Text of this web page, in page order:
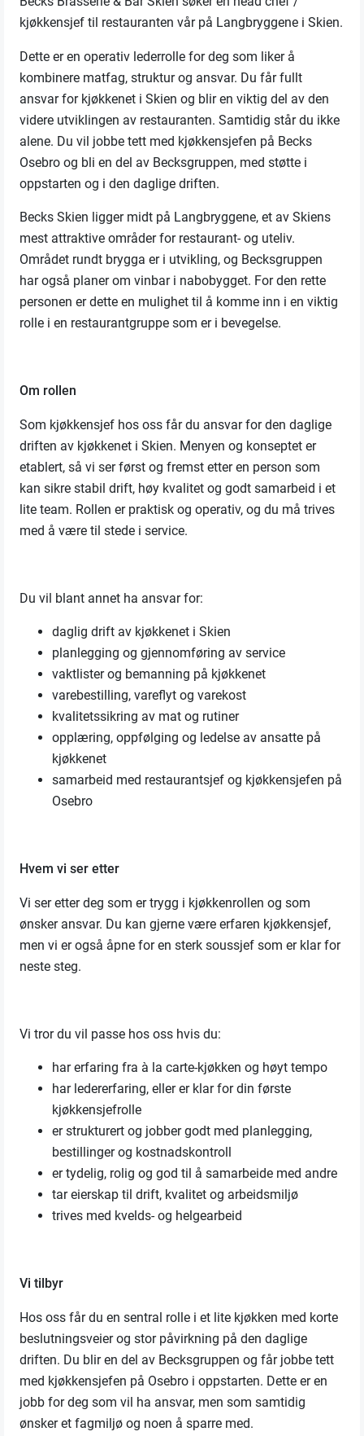
kjøkkensjef til restauranten vår på Langbryggene i Skien.
Dette er en operativ lederrolle for deg som liker å
kombinere matfag, struktur og ansvar. Du får fullt
ansvar for kjøkkenet i Skien og blir en viktig del av den
videre utviklingen av restauranten. Samtidig står du ikke
alene. Du vil jobbe tett med kjøkkensjefen på Becks
Osebro og bli en del av Becksgruppen, med støtte i
oppstarten og i den daglige driften.
Becks Skien ligger midt på Langbryggene, et av Skiens
mest attraktive områder for restaurant- og uteliv.
Området rundt brygga er i utvikling, og Becksgruppen
har også planer om vinbar i nabobygget. For den rette
personen er dette en mulighet til å komme inn i en viktig
rolle i en restaurantgruppe som er i bevegelse.
Om rollen
Som kjøkkensjef hos oss får du ansvar for den daglige
driften av kjøkkenet i Skien. Menyen og konseptet er
etablert, så vi ser først og fremst etter en person som
kan sikre stabil drift, høy kvalitet og godt samarbeid i et
lite team. Rollen er praktisk og operativ, og du må trives
med å være til stede i service.
Du vil blant annet ha ansvar for:
daglig drift av kjøkkenet i Skien
planlegging og gjennomføring av service
vaktlister og bemanning på kjøkkenet
varebestilling, vareflyt og varekost
kvalitetssikring av mat og rutiner
opplæring, oppfølging og ledelse av ansatte på
kjøkkenet
samarbeid med restaurantsjef og kjøkkensjefen på
Osebro
Hvem vi ser etter
Vi ser etter deg som er trygg i kjøkkenrollen og som
ønsker ansvar. Du kan gjerne være erfaren kjøkkensjef,
men vi er også åpne for en sterk soussjef som er klar for
neste steg.
Vi tror du vil passe hos oss hvis du:
har erfaring fra à la carte-kjøkken og høyt tempo
har ledererfaring, eller er klar for din første
kjøkkensjefrolle
er strukturert og jobber godt med planlegging,
bestillinger og kostnadskontroll
er tydelig, rolig og god til å samarbeide med andre
tar eierskap til drift, kvalitet og arbeidsmiljø
trives med kvelds- og helgearbeid
Vi tilbyr
Hos oss får du en sentral rolle i et lite kjøkken med korte
beslutningsveier og stor påvirkning på den daglige
driften. Du blir en del av Becksgruppen og får jobbe tett
med kjøkkensjefen på Osebro i oppstarten. Dette er en
jobb for deg som vil ha ansvar, men som samtidig
ønsker et fagmiljø og noen å sparre med.